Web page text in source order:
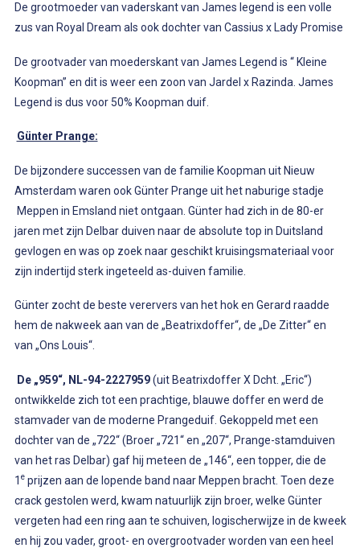
De grootmoeder van vaderskant van James legend is een volle
zus van Royal Dream als ook dochter van Cassius x Lady Promise
De grootvader van moederskant van James Legend is “ Kleine
Koopman” en dit is weer een zoon van Jardel x Razinda. James
Legend is dus voor 50% Koopman duif.
Günter Prange:
De bijzondere successen van de familie Koopman uit Nieuw
Amsterdam waren ook Günter Prange uit het naburige stadje
Meppen in Emsland niet ontgaan. Günter had zich in de 80-er
jaren met zijn Delbar duiven naar de absolute top in Duitsland
gevlogen en was op zoek naar geschikt kruisingsmateriaal voor
zijn indertijd sterk ingeteeld as-duiven familie.
Günter zocht de beste verervers van het hok en Gerard raadde
hem de nakweek aan van de „Beatrixdoffer“, de „De Zitter“ en
van „Ons Louis“.
De „959“, NL-94-2227959(uit Beatrixdoffer X Dcht. „Eric“)
ontwikkelde zich tot een prachtige, blauwe doffer en werd de
stamvader van de moderne Prangeduif. Gekoppeld met een
dochter van de „722“ (Broer „721“ en „207“, Prange-stamduiven
van het ras Delbar) gaf hij meteen de „146“, een topper, die de
1 eprijzen aan de lopende band naar Meppen bracht. Toen deze
crack gestolen werd, kwam natuurlijk zijn broer, welke Günter
vergeten had een ring aan te schuiven, logischerwijze in de kweek
en hij zou vader, groot- en overgrootvader worden van een heel